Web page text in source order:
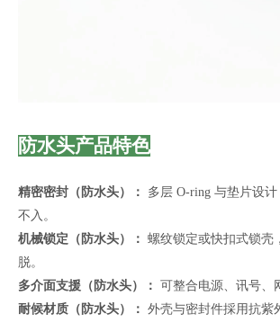
防水头产品特色
精密密封（防水头）：
多层 O-ring 与垫片设
不入。
机械锁定（防水头）： 螺纹锁定或快扣式锁壳
脱。
多介面支援（防水头）： 可整合电源、讯号、
耐候材质（防水头）： 外壳与密封件採用抗紫